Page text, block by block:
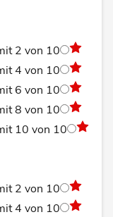
2 von 10
4 von 10
6 von 10
8 von 10
10 von 10
2 von 10
4 von 10